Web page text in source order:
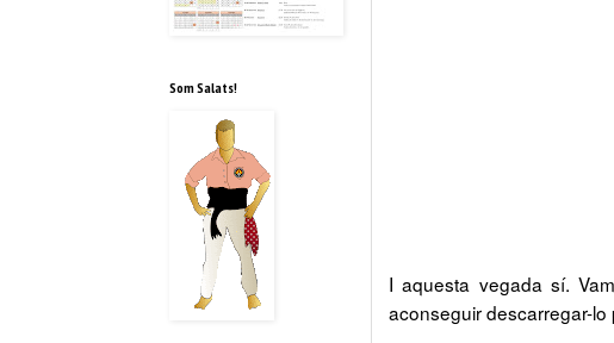
I aquesta vegada sí.
aconseguir descarregar-
Som Salats!